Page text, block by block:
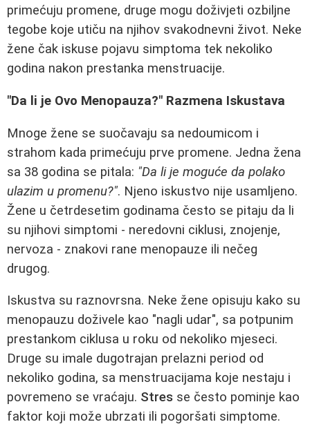
primećuju promene, druge mogu doživjeti ozbiljne
tegobe koje utiču na njihov svakodnevni život. Neke
žene čak iskuse pojavu simptoma tek nekoliko
godina nakon prestanka menstruacije.
"Da li je Ovo Menopauza?" Razmena Iskustava
Mnoge žene se suočavaju sa nedoumicom i
strahom kada primećuju prve promene. Jedna žena
sa 38 godina se pitala: "Da li je moguće da polako
ulazim u promenu?". Njeno iskustvo nije usamljeno.
Žene u četrdesetim godinama često se pitaju da li
su njihovi simptomi - neredovni ciklusi, znojenje,
nervoza - znakovi rane menopauze ili nečeg
drugog.
Iskustva su raznovrsna. Neke žene opisuju kako su
menopauzu doživele kao "nagli udar", sa potpunim
prestankom ciklusa u roku od nekoliko mjeseci.
Druge su imale dugotrajan prelazni period od
nekoliko godina, sa menstruacijama koje nestaju i
povremeno se vraćaju. Stres se često pominje kao
faktor koji može ubrzati ili pogoršati simptome.